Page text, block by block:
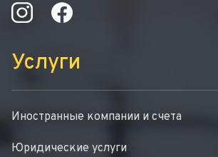
Услуги
Иностранные компании и счета
Юридические услуги